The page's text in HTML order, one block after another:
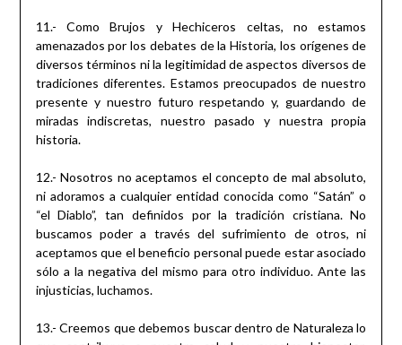
11.- Como Brujos y Hechiceros celtas, no estamos
amenazados por los debates de la Historia, los orígenes de
diversos términos ni la legitimidad de aspectos diversos de
tradiciones diferentes. Estamos preocupados de nuestro
presente y nuestro futuro respetando y, guardando de
miradas indiscretas, nuestro pasado y nuestra propia
historia.
12.- Nosotros no aceptamos el concepto de mal absoluto,
ni adoramos a cualquier entidad conocida como “Satán” o
“el Diablo”, tan definidos por la tradición cristiana. No
buscamos poder a través del sufrimiento de otros, ni
aceptamos que el beneficio personal puede estar asociado
sólo a la negativa del mismo para otro individuo. Ante las
injusticias, luchamos.
13.- Creemos que debemos buscar dentro de Naturaleza lo